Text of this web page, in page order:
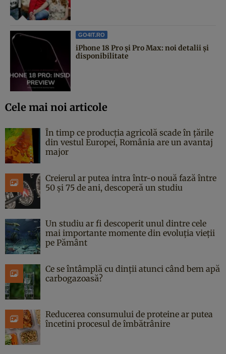
GO4IT.RO
iPhone 18 Pro și Pro Max: noi detalii și
disponibilitate
Cele mai noi articole
În timp ce producția agricolă scade în țările
din vestul Europei, România are un avantaj
major
Creierul ar putea intra într-o nouă fază între
50 și 75 de ani, descoperă un studiu
Un studiu ar fi descoperit unul dintre cele
mai importante momente din evoluția vieții
pe Pământ
Ce se întâmplă cu dinții atunci când bem apă
carbogazoasă?
Reducerea consumului de proteine ar putea
încetini procesul de îmbătrânire